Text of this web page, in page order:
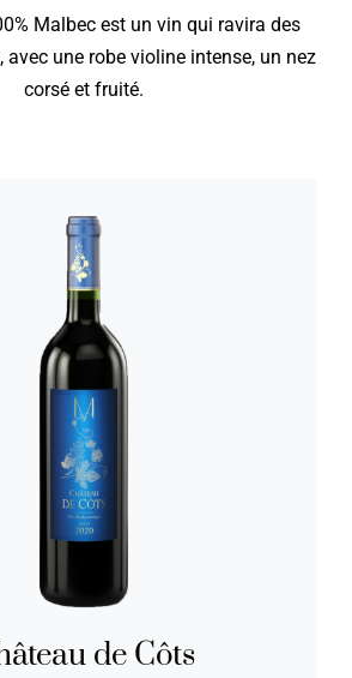
Malbec est un vin qui ravira des
avec une robe violine intense, un nez
corsé et fruité.
de Côts